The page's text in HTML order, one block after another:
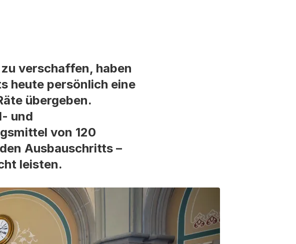
verschaffen, haben
heute persönlich eine
übergeben.
und
von 120
Ausbauschritts –
leisten.